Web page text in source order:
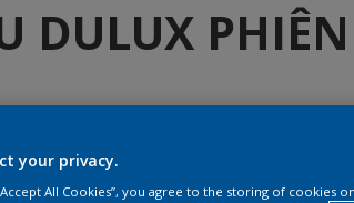
DULUX
trong cây màu Dulux mới với độ
môn như kiến trúc sư, nhà
your privacy.
All Cookies”, you agree to the storing of cookies